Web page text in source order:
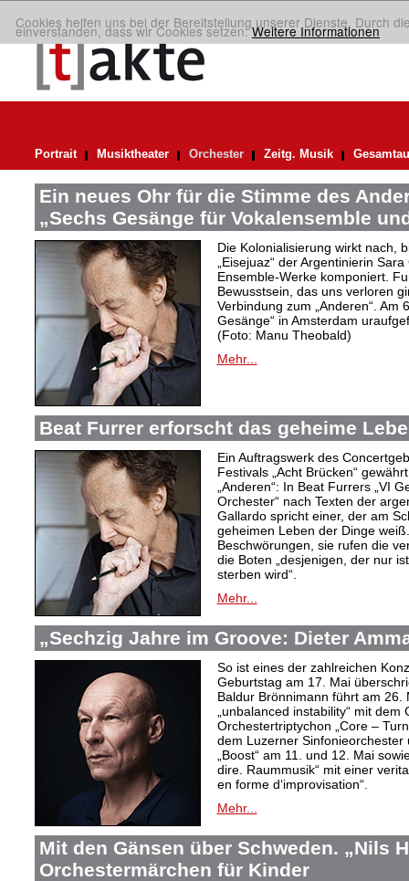
Cookies helfen uns bei der Bereitstellung unserer Dienste. Durch
einverstanden, dass wir Cookies setzen.Weitere Informationen
Portrait Musiktheater Orchester Zeitg. Musik
Ein neues Ohr für die Stimme des
„Sechs Gesänge für Vokalensemble
Die Kolonialisierung wirkt nach,
„Eisejuaz“ der Argentinierin
Ensemble-Werke komponiert.
Bewusstsein, das uns verloren
Verbindung zum „Anderen“. Am
Gesänge“ in Amsterdam
(Foto: Manu Theobald)
Mehr...
Beat Furrer erforscht das geheime
Ein Auftragswerk des
Festivals „Acht Brücken“
„Anderen“: In Beat Furrers „VI
Orchester“ nach Texten der
Gallardo spricht einer, der am
geheimen Leben der Dinge
Beschwörungen, sie rufen die
die Boten „desjenigen, der nur
sterben wird“.
Mehr...
„Sechzig Jahre im Groove: Dieter
So ist eines der zahlreichen
Geburtstag am 17. Mai
Baldur Brönnimann führt am 26.
„unbalanced instability“ mit
Orchestertriptychon „Core –
dem Luzerner
„Boost“ am 11. und 12. Mai
dire. Raummusik“ mit einer
en forme d‘improvisation“.
Mehr...
Mit den Gänsen über Schweden. „Nils
Orchestermärchen für Kinder